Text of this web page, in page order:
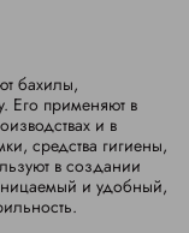
бахилы,
Его применяют в
и в
средства гигиены,
в создании
и удобный,